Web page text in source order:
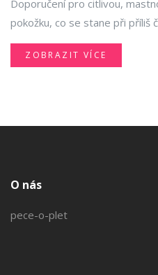
Doporučení pro citlivou,
pokožku, co se stane při příliš
správný typ.
ZOBRAZIT VÍCE
O nás
pece-o-plet